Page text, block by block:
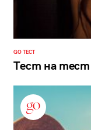
GO ТЕСТ
Тест на тест